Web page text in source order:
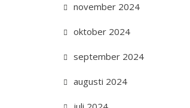
november 2024
oktober 2024
september 2024
augusti 2024